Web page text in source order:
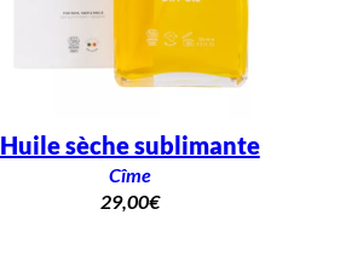
Huile sèche sublimante
Cîme
29,00€